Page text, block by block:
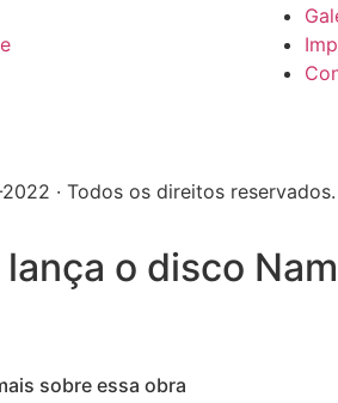
2022 · Todos os direitos reservados.
o disco
sobre essa obra